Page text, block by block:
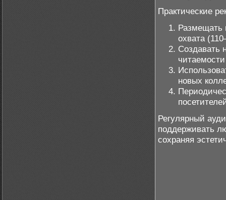
Практические
Размещать
охвата
Создавать
новых
Регулярный
поддерживать
сохраняя